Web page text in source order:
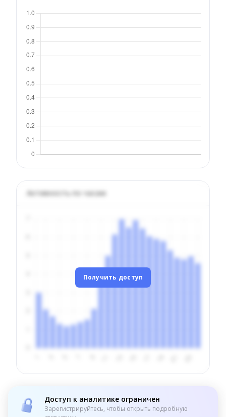
Активность по часам
Получить доступ
Доступ к аналитике ограничен
Зарегистрируйтесь, чтобы открыть подробную